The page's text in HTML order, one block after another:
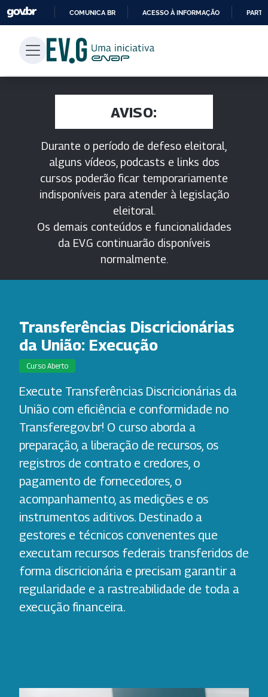
PARA
CONTEÚDO
COMUNICA BR ACESSO À INFORMAÇÃO
AVISO:
Durante o período de defeso eleitoral,
alguns vídeos, podcasts e links dos
cursos poderão ficar temporariamente
indisponíveis para atender à legislação
eleitoral.
Os demais conteúdos e funcionalidades
da EV.G continuarão disponíveis
normalmente.
Transferências Discricionárias
da União: Execução
Curso Aberto
Execute Transferências Discricionárias da
União com eficiência e conformidade no
Transferegov.br! O curso aborda a
preparação, a liberação de recursos, os
registros de contrato e credores, o
pagamento de fornecedores, o
acompanhamento, as medições e os
instrumentos aditivos. Destinado a
gestores e técnicos convenentes que
executam recursos federais transferidos de
forma discricionária e precisam garantir a
regularidade e a rastreabilidade de toda a
execução financeira.